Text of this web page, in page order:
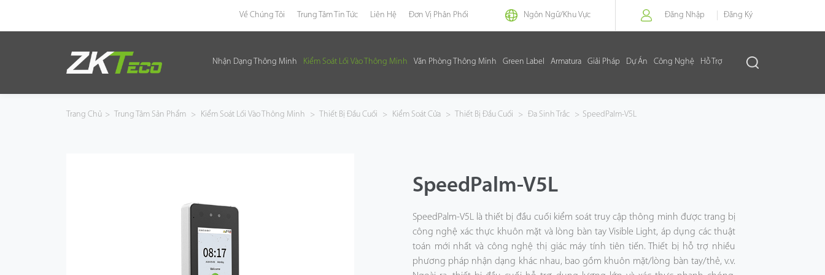
Về Chúng Tôi Trung Tâm Tin Tức Liên Hệ Đơn Vị Phân Phối Ngôn Ngữ/Khu Vực Đăng Nhập Đăng Ký
Nhận Dạng Thông Minh Kiểm Soát Lối Vào Thông Minh Văn Phòng Thông Minh Green Label Armatura Giải Pháp Dự Án Công Nghệ
Hỗ Trợ
Kiểm Soát Lối Vào Thông Minh
Trang Chủ > Trung Tâm Sản Phẩm > Kiểm Soát Lối Vào Thông Minh > Thiết Bị Đầu Cuối > Kiểm Soát Cửa > Thiết Bị Đầu Cuối > Đa Sinh Trắc > SpeedPalm-V5L
SpeedPalm-V5L
SpeedPalm-V5L là thiết bị đầu cuối kiểm soát truy cập thông minh được trang bị
công nghệ xác thực khuôn mặt và lòng bàn tay Visible Light, áp dụng các thuật
toán mới nhất và công nghệ thị giác máy tính tiên tiến. Thiết bị hỗ trợ nhiều
phương pháp nhận dạng khác nhau, bao gồm khuôn mặt/lòng bàn tay/thẻ, v.v.